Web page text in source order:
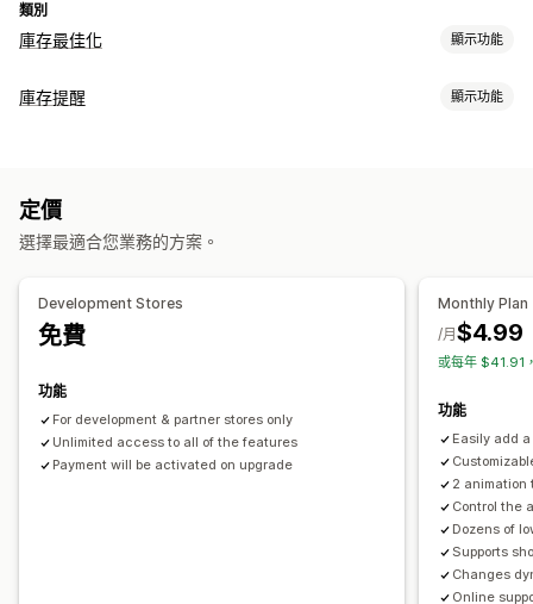
類別
庫存最佳化 顯示功能
庫存管理
庫存不足提醒
庫存提醒 顯示功能
分析與報告
顧客需求
定價
選擇最適合您業務的方案。
Development Stores
免費
功能
For development & partner stores only
Unlimited access to all of the features
Payment will be activated on upgrade
Monthly Plan
$4.99
/月
或每年 $41.91
功能
Easily add
2 animation
Control the
Dozens of
Supports
Changes
Online